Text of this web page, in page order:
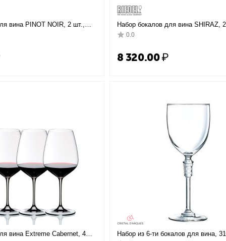
вина PINOT NOIR, 2 шт.,
Набор бокалов для вина SHIRAZ,
24.4 см, Riedel
0.0
8 320.00₽
вина Extreme Cabernet, 4
Набор из 6-ти бокалов для вина,